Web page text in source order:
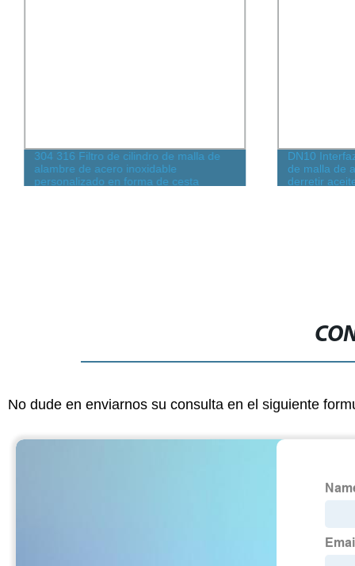
304 316 Filtro de cilindro de malla de
alambre de acero inoxidable
personalizado en forma de cesta
DN10
de malla de
derretir
No dude en enviarnos su consulta en el siguiente